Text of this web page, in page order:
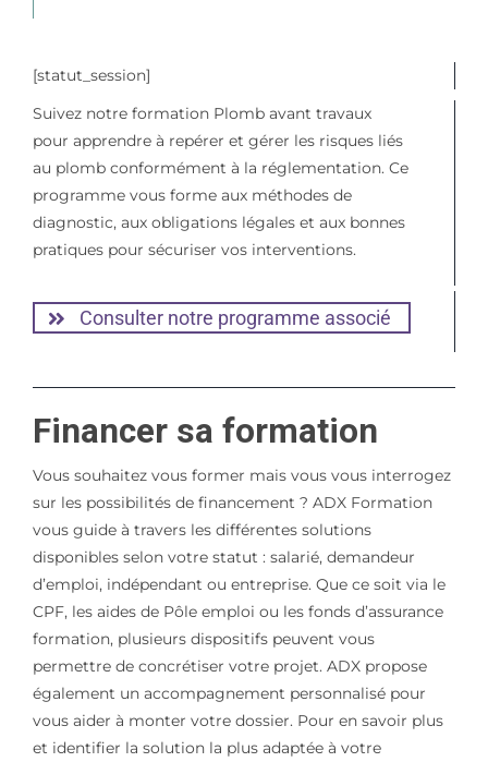
[statut_session]
Suivez notre formation Plomb avant travaux
pour apprendre à repérer et gérer les risques liés
au plomb conformément à la réglementation. Ce
programme vous forme aux méthodes de
diagnostic, aux obligations légales et aux bonnes
pratiques pour sécuriser vos interventions.
Consulter notre programme associé
Financer sa formation
Vous souhaitez vous former mais vous vous interrogez
sur les possibilités de financement ? ADX Formation
vous guide à travers les différentes solutions
disponibles selon votre statut : salarié, demandeur
d’emploi, indépendant ou entreprise. Que ce soit via le
CPF, les aides de Pôle emploi ou les fonds d’assurance
formation, plusieurs dispositifs peuvent vous
permettre de concrétiser votre projet. ADX propose
également un accompagnement personnalisé pour
vous aider à monter votre dossier. Pour en savoir plus
et identifier la solution la plus adaptée à votre